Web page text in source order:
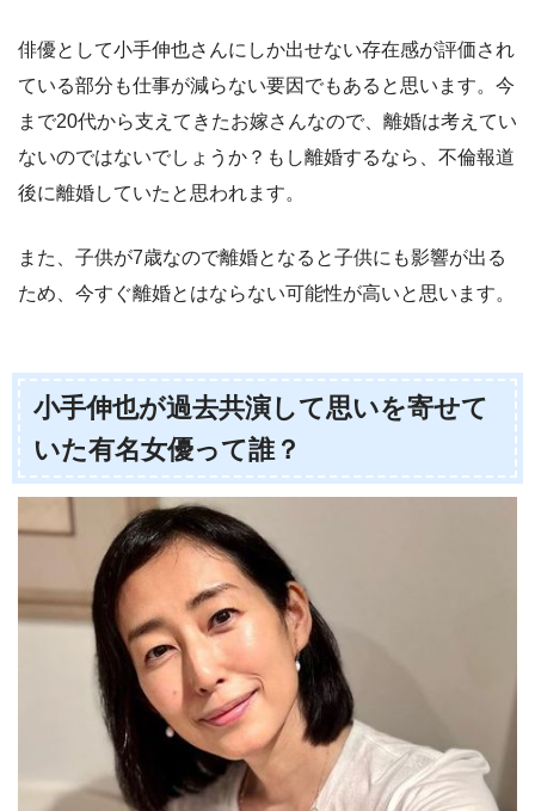
俳優として小手伸也さんにしか出せない存在感が評価され
ている部分も仕事が減らない要因でもあると思います。今
まで20代から支えてきたお嫁さんなので、離婚は考えてい
ないのではないでしょうか？もし離婚するなら、不倫報道
後に離婚していたと思われます。
また、子供が7歳なので離婚となると子供にも影響が出る
ため、今すぐ離婚とはならない可能性が高いと思います。
小手伸也が過去共演して思いを寄せて
いた有名女優って誰？